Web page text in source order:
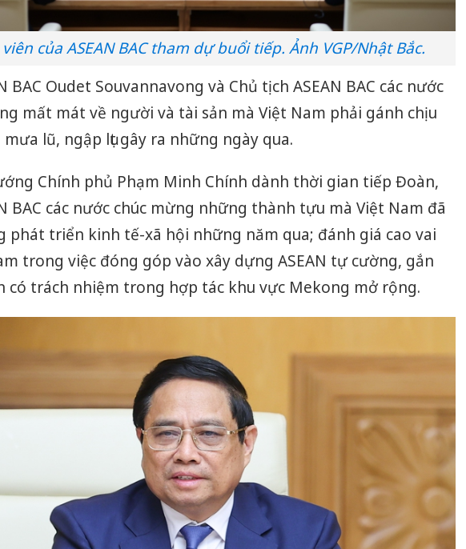
của ASEAN BAC tham dự buổi tiếp. Ảnh VGP/Nhật Bắc.
BAC Oudet Souvannavong và Chủ tịch ASEAN BAC các nước
mất mát về người và tài sản mà Việt Nam phải gánh chịu
lũ, ngập lụt gây ra những ngày qua.
Chính phủ Phạm Minh Chính dành thời gian tiếp Đoàn,
BAC các nước chúc mừng những thành tựu mà Việt Nam đã
phát triển kinh tế-xã hội những năm qua; đánh giá cao vai
trong việc đóng góp vào xây dựng ASEAN tự cường, gắn
có trách nhiệm trong hợp tác khu vực Mekong mở rộng.